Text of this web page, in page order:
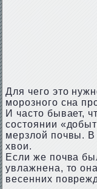
Для чего это
морозного сна
И часто бывает,
состоянии
мерзлой почвы. В
хвои.
Если же почва
увлажнена, то
весенних